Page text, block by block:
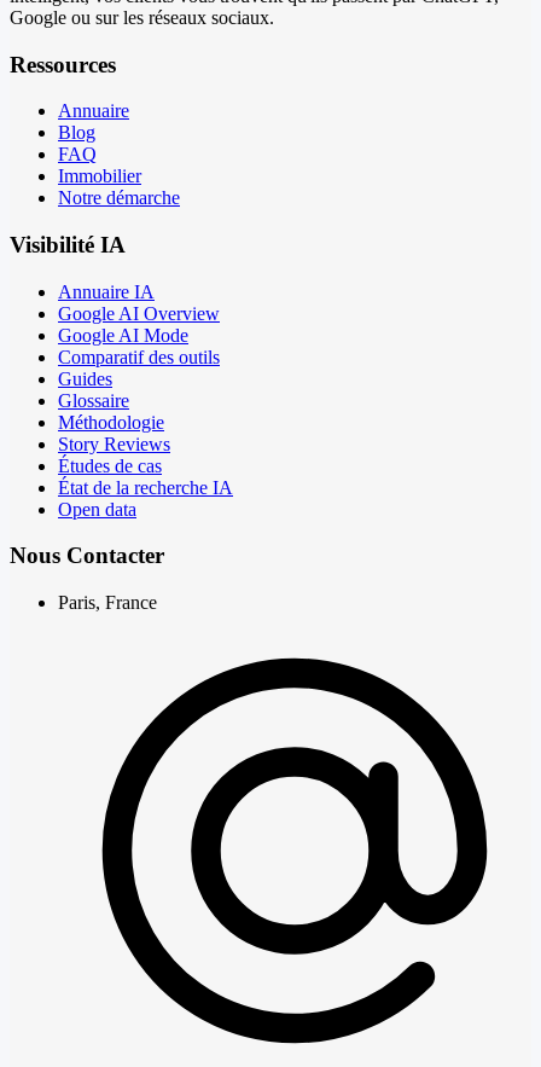
Google ou sur les réseaux sociaux.
Ressources
Annuaire
Blog
FAQ
Immobilier
Notre démarche
Visibilité IA
Annuaire IA
Google AI Overview
Google AI Mode
Comparatif des outils
Guides
Glossaire
Méthodologie
Story Reviews
Études de cas
État de la recherche IA
Open data
Nous Contacter
Paris, France